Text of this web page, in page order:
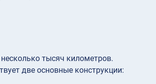
тысяч километров.
две основные конструкции: